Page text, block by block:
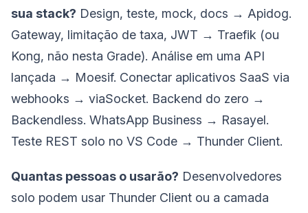
sua stack? Design, teste, mock, docs → Apidog.
Gateway, limitação de taxa, JWT → Traefik (ou
Kong, não nesta Grade). Análise em uma API
lançada → Moesif. Conectar aplicativos SaaS via
webhooks → viaSocket. Backend do zero →
Backendless. WhatsApp Business → Rasayel.
Teste REST solo no VS Code → Thunder Client.
Quantas pessoas o usarão? Desenvolvedores
solo podem usar Thunder Client ou a camada